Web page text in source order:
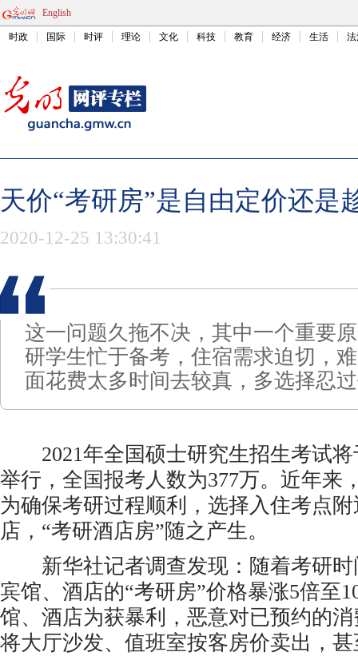
English
时政 国际 时评 理论 文化 科技 教育 经济 生活
天价“考研房”是自由定价还是
2020-12-25 13:30:41
这一问题久拖不决，其中一个重要
研学生忙于备考，住宿需求迫切，
面花费太多时间去较真，多选择忍
2021年全国硕士研究生招生考试将
举行，全国报考人数为377万。近年来
为确保考研过程顺利，选择入住考点
店，“考研酒店房”随之产生。
新华社记者调查发现：随着考研时
宾馆、酒店的“考研房”价格暴涨5倍至
馆、酒店为获暴利，恶意对已预约的
将大厅沙发、值班室按客房价卖出，